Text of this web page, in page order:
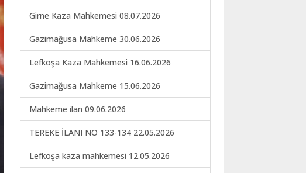
Girne Kaza Mahkemesi 08.07.2026
Gazimağusa Mahkeme 30.06.2026
Lefkoşa Kaza Mahkemesi 16.06.2026
Gazimağusa Mahkeme 15.06.2026
Mahkeme ilan 09.06.2026
TEREKE İLANI NO 133-134 22.05.2026
Lefkoşa kaza mahkemesi 12.05.2026